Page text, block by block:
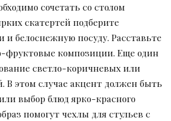
сочетать со столом
скатертей подберите
и белоснежную посуду. Расставьте
фруктовые композиции. Еще один
светло-коричневых или
В этом случае акцент должен быть
выбор блюд ярко-красного
помогут чехлы для стульев с